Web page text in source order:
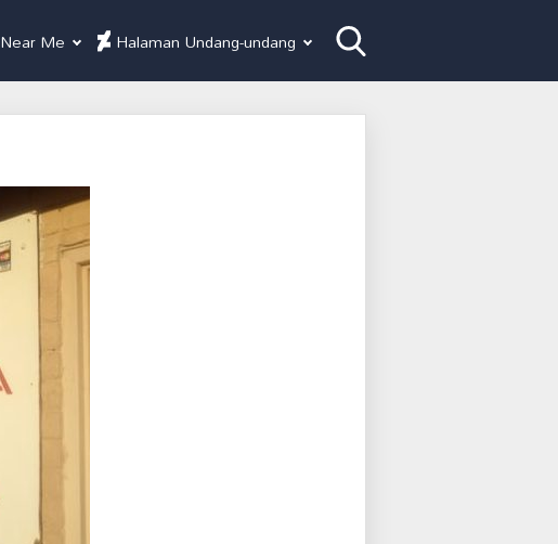
Me Halaman Undang-undang